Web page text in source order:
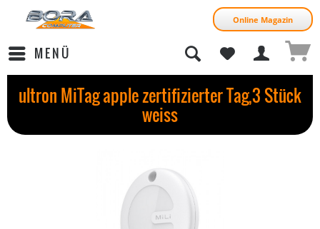
Online Magazin
MENÜ
ultron MiTag apple zertifizierter Tag,3 Stück
weiss